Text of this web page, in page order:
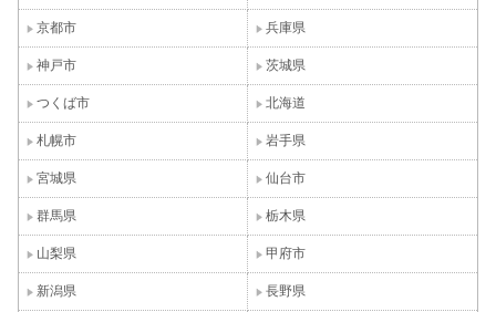
京都市 兵庫県
神戸市 茨城県
つくば市 北海道
札幌市 岩手県
宮城県 仙台市
群馬県 栃木県
山梨県 甲府市
新潟県 長野県